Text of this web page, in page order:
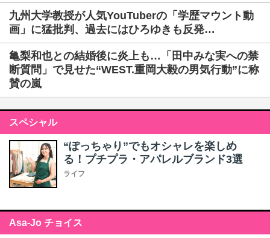
九州大学教授が人気YouTuberの「学歴マウント動
画」に猛批判、過去にはひろゆきも反発…
亀梨和也との結婚後に炎上も…「田中みな実への禁
断質問」で見せた“WEST.重岡大毅の男気行動”に称
賛の嵐
スペシャル
“ぽっちゃり”でもオシャレを楽しめ
る！プチプラ・アパレルブランド3選
ライフ
Asa-Jo チョイス